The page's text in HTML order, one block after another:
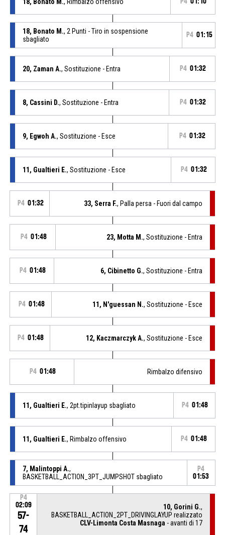
18, Bonato M., 2 Punti - Tiro in sospensione
sbagliato
P4 01:15
20, Zaman A., Sostituzione - Entra P4 01:32
8, Cassini D., Sostituzione - Entra P4 01:32
9, Egwoh A., Sostituzione - Esce P4 01:32
11, Gualtieri E., Sostituzione - Esce P4 01:32
P4 01:32 33, Serra F., Palla persa - Fuori dal campo
P4 01:48 23, Motta M., Sostituzione - Entra
P4 01:48 6, Cibinetto G., Sostituzione - Entra
P4 01:48 11, N'guessan N., Sostituzione - Esce
P4 01:48 12, Kaczmarczyk A., Sostituzione - Esce
P4 01:48 Rimbalzo difensivo
11, Gualtieri E., 2pt.tipinlayup sbagliato P4 01:48
11, Gualtieri E., Rimbalzo offensivo P4 01:48
7, Malintoppi A.,
BASKETBALL_ACTION_3PT_JUMPSHOT sbagliato
P4
01:53
P4
02:09
57-
74
10, Gorini G.,
BASKETBALL_ACTION_2PT_DRIVINGLAYUP realizzato
CLV-Limonta Costa Masnaga - avanti di 17